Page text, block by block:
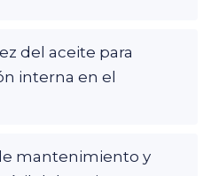
del aceite para
interna en el
mantenimiento y